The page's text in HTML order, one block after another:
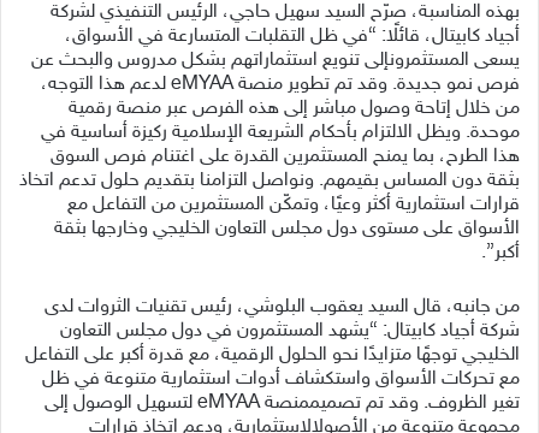
بهذه المناسبة، صرّح السيد سهيل حاجي، الرئيس التنفيذي لشركة
أجياد كابيتال، قائلًا:
“في ظل التقلبات المتسارعة في الأسواق،
يسعى المستثمرونإلى تنويع استثماراتهم بشكل مدروس والبحث عن
فرص نمو جديدة. وقد تم تطوير منصةeMYAA
لدعم هذا التوجه،
من خلال إتاحة وصول مباشر إلى هذه الفرص عبر منصة رقمية
موحدة. ويظل الالتزام بأحكام الشريعة الإسلامية ركيزة أساسية في
هذا الطرح، بما يمنح المستثمرين القدرة على اغتنام فرص السوق
بثقة دون المساس بقيمهم. ونواصل التزامنا بتقديم حلول تدعم اتخاذ
قرارات استثمارية أكثر وعيًا، وتمكّن المستثمرين من التفاعل مع
الأسواق على مستوى دول مجلس التعاون الخليجي وخارجها بثقة
أكبر”.
من جانبه، قال السيد يعقوب البلوشي، رئيس تقنيات الثروات لدى
شركة أجياد كابيتال:
“يشهد المستثمرون في دول مجلس التعاون
الخليجي توجهًا متزايدًا نحو الحلول الرقمية، مع قدرة أكبر على التفاعل
مع تحركات الأسواق واستكشاف أدوات استثمارية متنوعة في ظل
تغير الظروف. وقد تم تصميممنصة eMYAA لتسهيل الوصول إلى
مجموعة متنوعة من الأصولالاستثمارية، ودعم اتخاذ قرارات